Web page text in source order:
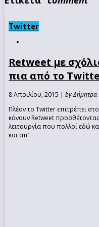
Twitter
Retweet με
πια από το
8 Απριλίου, 2015 | by Δήμητρα
Πλέον το Twitter επιτρέπει
κάνουν Retweet
λειτουργία που πολλοί εδώ
και απ’